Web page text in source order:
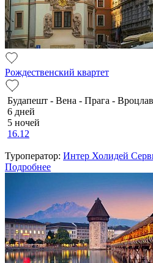
Рождественский квартет
Будапешт - Вена - Прага - Вроцлав
6 дней
5 ночей
16.12
Туроператор: Интер Холидей
Подробнее